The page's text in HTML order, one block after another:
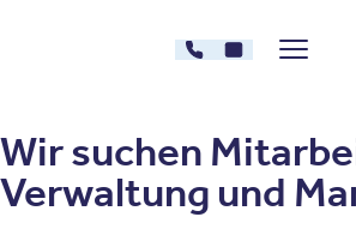
030 - 26478607
Kontakt
Menü
Wir suchen
Verwaltung und